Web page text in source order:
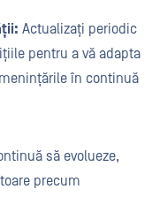
Actualizați periodic
pentru a vă adapta
în continuă
să evolueze,
precum